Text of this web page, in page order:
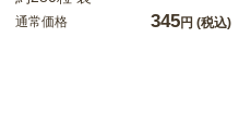
通常価格 345円 (税込)